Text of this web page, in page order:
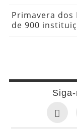
Primavera dos
de 900